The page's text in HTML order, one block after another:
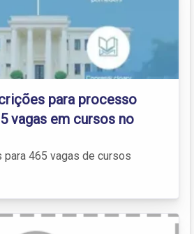
para processo
vagas em cursos no
para 465 vagas de cursos